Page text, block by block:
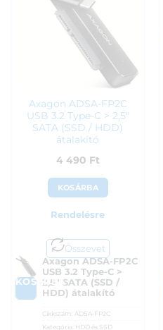
Axagon ADSA-FP2C
USB 3.2 Type-C > 2,5″
SATA (SSD / HDD)
átalakító
4 490 Ft
KOSÁRBA
Rendelésre
Összevet
KOSÁRBA
Axagon ADSA-FP2C
USB 3.2 Type-C >
2,5″ SATA (SSD /
HDD) átalakító
Cikkszám:ADSA-FP2C
Kategória: HDD és SSD